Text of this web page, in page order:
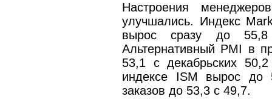
Настроения
улучшались. Индекс
вырос сразу до 55,8
Альтернативный PMI в
53,1 с декабрьских
индексе ISM вырос
заказов до 53,3 с 49,7.